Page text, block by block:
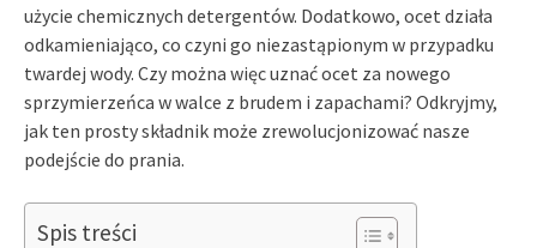
użycie chemicznych detergentów. Dodatkowo, ocet działa
odkamieniająco, co czyni go niezastąpionym w przypadku
twardej wody. Czy można więc uznać ocet za nowego
sprzymierzeńca w walce z brudem i zapachami? Odkryjmy,
jak ten prosty składnik może zrewolucjonizować nasze
podejście do prania.
Spis treści